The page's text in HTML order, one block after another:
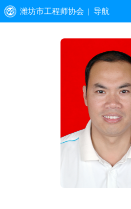
潍坊市工程师协会 | 导航